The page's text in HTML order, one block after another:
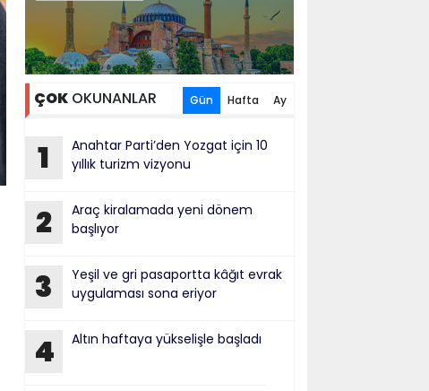
ÇOKOKUNANLAR Gün Hafta Ay
1
Anahtar Parti’den Yozgat için 10
yıllık turizm vizyonu
2
Araç kiralamada yeni dönem
başlıyor
3
Yeşil ve gri pasaportta kâğıt evrak
uygulaması sona eriyor
4 Altın haftaya yükselişle başladı